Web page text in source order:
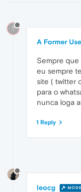
?
A Former
Sempre
eu sempre
site ( twitter
para o
nunca loga
1 Reply
leocg